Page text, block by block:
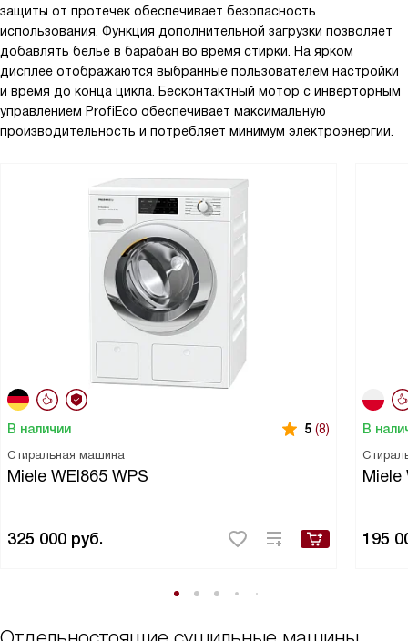
защиты от протечек обеспечивает безопасность
использования. Функция дополнительной загрузки позволяет
добавлять белье в барабан во время стирки. На ярком
дисплее отображаются выбранные пользователем настройки
и время до конца цикла. Бесконтактный мотор с инверторным
управлением ProfiEco обеспечивает максимальную
производительность и потребляет минимум электроэнергии.
В наличии 5 (8)
Стиральная машина
Miele WEI865 WPS
325 000 руб.
В
Miele
195